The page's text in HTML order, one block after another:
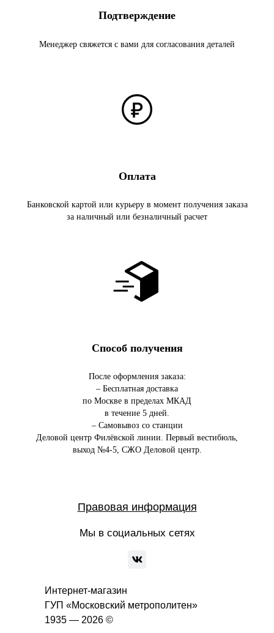
Подтверждение
Менеджер свяжется с вами для согласования деталей
Оплата
Банковской картой или курьеру в момент получения заказа
за наличный или безналичный расчет
Способ получения
После оформления заказа:
– Бесплатная доставка
по Москве в пределах МКАД
в течение 5 дней.
– Самовывоз со станции
Деловой центр Филёвской линии. Первый вестибюль,
выход №4-5, СЖО Деловой центр.
Мы в социальных сетях
Интернет-магазин
ГУП «Московский метрополитен»
1935 — 2026 ©
Правовая информация